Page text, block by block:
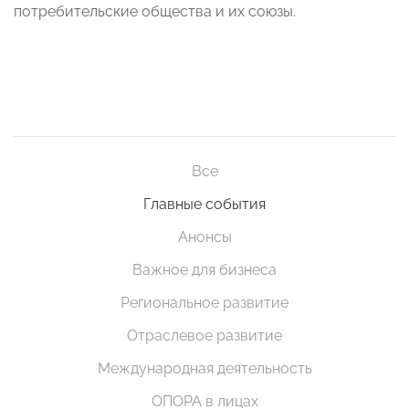
потребительские общества и их союзы.
Все
Главные события
Анонсы
Важное для бизнеса
Региональное развитие
Отраслевое развитие
Международная деятельность
ОПОРА в лицах